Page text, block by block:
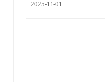
2025-11-01